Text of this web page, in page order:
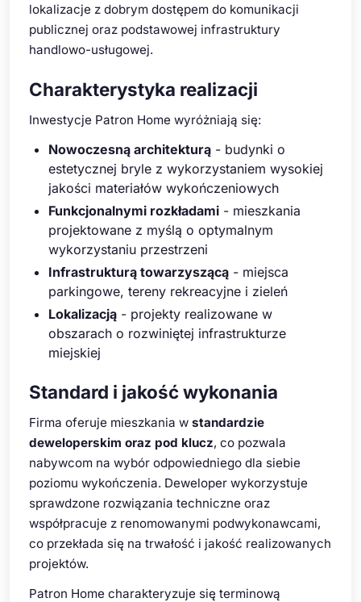
lokalizacje z dobrym dostępem do komunikacji
publicznej oraz podstawowej infrastruktury
handlowo-usługowej.
Charakterystyka realizacji
Inwestycje Patron Home wyróżniają się:
Nowoczesną architekturą - budynki o
estetycznej bryle z wykorzystaniem wysokiej
jakości materiałów wykończeniowych
Funkcjonalnymi rozkładami - mieszkania
projektowane z myślą o optymalnym
wykorzystaniu przestrzeni
Infrastrukturą towarzyszącą - miejsca
parkingowe, tereny rekreacyjne i zieleń
Lokalizacją - projekty realizowane w
obszarach o rozwiniętej infrastrukturze
miejskiej
Standard i jakość wykonania
Firma oferuje mieszkania w standardzie
deweloperskim oraz pod klucz, co pozwala
nabywcom na wybór odpowiedniego dla siebie
poziomu wykończenia. Deweloper wykorzystuje
sprawdzone rozwiązania techniczne oraz
współpracuje z renomowanymi podwykonawcami,
co przekłada się na trwałość i jakość realizowanych
projektów.
Patron Home charakteryzuje się terminową